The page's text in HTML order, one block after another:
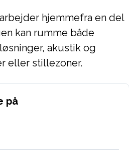
hjemmefra en del
kan rumme både
akustik og
eller stillezoner.
på